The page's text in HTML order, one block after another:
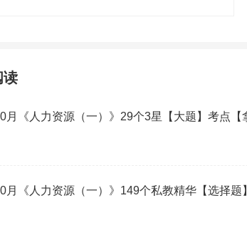
读
月《人力资源（一）》29个3星【大题】考点【
月《人力资源（一）》149个私教精华【选择题】